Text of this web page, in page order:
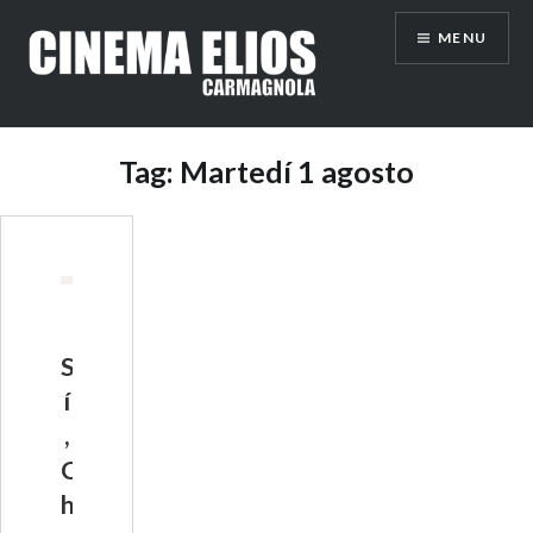
contenuto
MENU
Tag: Martedí 1 agosto
S
í
,
C
h